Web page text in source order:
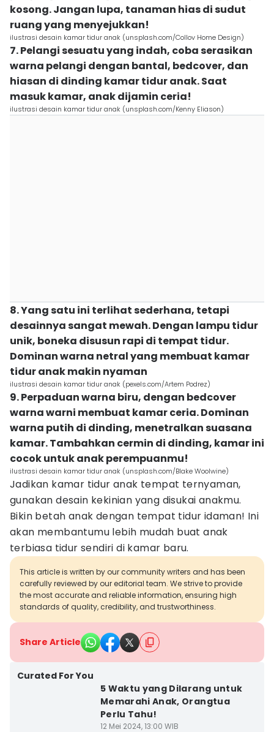
kosong. Jangan lupa, tanaman hias di sudut
ruang yang menyejukkan!
ilustrasi desain kamar tidur anak (unsplash.com/Collov Home Design)
7. Pelangi sesuatu yang indah, coba serasikan
warna pelangi dengan bantal, bedcover, dan
hiasan di dinding kamar tidur anak. Saat
masuk kamar, anak dijamin ceria!
ilustrasi desain kamar tidur anak (unsplash.com/Kenny Eliason)
8. Yang satu ini terlihat sederhana, tetapi
desainnya sangat mewah. Dengan lampu tidur
unik, boneka disusun rapi di tempat tidur.
Dominan warna netral yang membuat kamar
tidur anak makin nyaman
ilustrasi desain kamar tidur anak (pexels.com/Artem Podrez)
9. Perpaduan warna biru, dengan bedcover
warna warni membuat kamar ceria. Dominan
warna putih di dinding, menetralkan suasana
kamar. Tambahkan cermin di dinding, kamar ini
cocok untuk anak perempuanmu!
ilustrasi desain kamar tidur anak (unsplash.com/Blake Woolwine)
Jadikan kamar tidur anak tempat ternyaman,
gunakan desain kekinian yang disukai anakmu.
Bikin betah anak dengan tempat tidur idaman! Ini
akan membantumu lebih mudah buat anak
terbiasa tidur sendiri di kamar baru.
This article is written by our community writers and has been
carefully reviewed by our editorial team. We strive to provide
the most accurate and reliable information, ensuring high
standards of quality, credibility, and trustworthiness.
Share Article
Curated For You
5 Waktu yang Dilarang untuk
Memarahi Anak, Orangtua
Perlu Tahu!
12 Mei 2024, 13:00 WIB